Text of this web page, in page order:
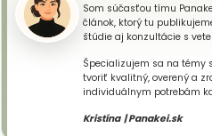
Som súčasťou tímu
článok, ktorý tu
štúdie aj konzultácie s
Špecializujem sa na témy
tvoriť kvalitný, overený a
individuálnym potrebám
Kristína | Panakei.sk